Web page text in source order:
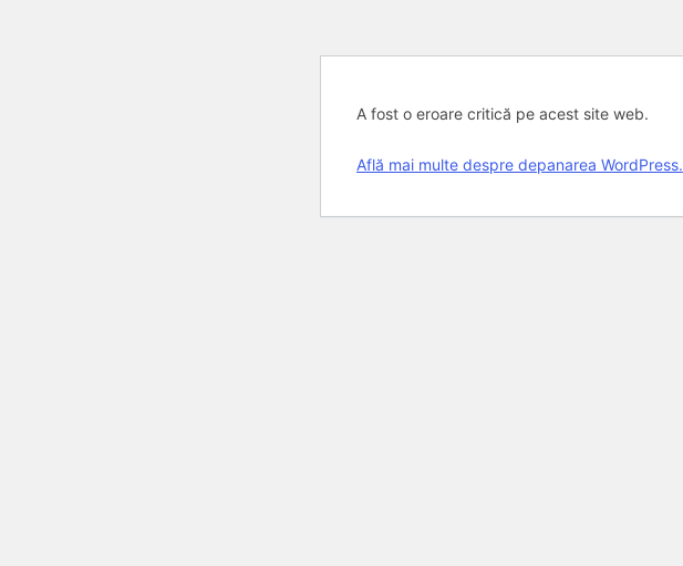
Skip
content
A fost o eroare critică pe acest site web.
Află mai multe despre depanarea WordPress.